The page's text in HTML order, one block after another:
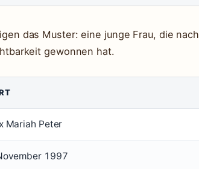
das Muster: eine junge Frau, die nach
gewonnen hat.
Mariah Peter
1997